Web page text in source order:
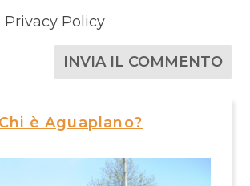
Privacy Policy
Chi è Aguaplano?